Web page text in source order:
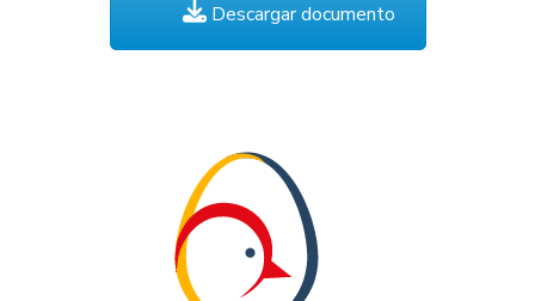
Descargar documento